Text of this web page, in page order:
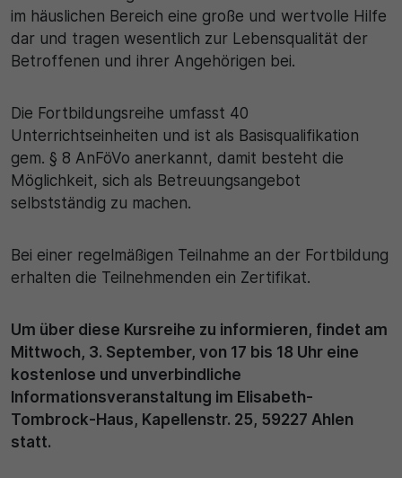
im häuslichen Bereich eine große und wertvolle Hilfe
dar und tragen wesentlich zur Lebensqualität der
Betroffenen und ihrer Angehörigen bei.
Die Fortbildungsreihe umfasst 40
Unterrichtseinheiten und ist als Basisqualifikation
gem. § 8 AnFöVo anerkannt, damit besteht die
Möglichkeit, sich als Betreuungsangebot
selbstständig zu machen.
Bei einer regelmäßigen Teilnahme an der Fortbildung
erhalten die Teilnehmenden ein Zertifikat.
Um über diese Kursreihe zu informieren, findet am
Mittwoch, 3. September, von 17 bis 18 Uhr eine
kostenlose und unverbindliche
Informationsveranstaltung im Elisabeth-
Tombrock-Haus, Kapellenstr. 25, 59227 Ahlen
statt.